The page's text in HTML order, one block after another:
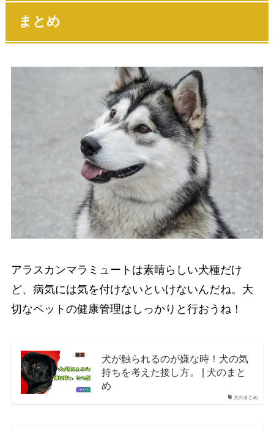
まとめ
アラスカンマラミュートは素晴らしい犬種だけ
ど、病気には気を付けないといけないんだね。大
切なペットの健康管理はしっかりと行おうね！
犬のまとめ
犬が触られるのが嫌な時！犬の気
持ちを考えた接し方。 | 犬のまと
め